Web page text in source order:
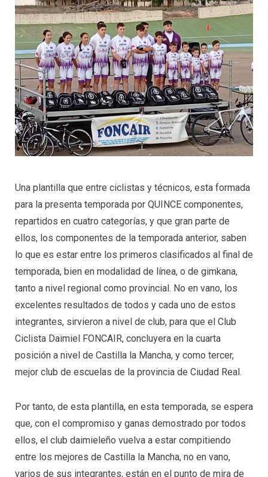
Una plantilla que entre ciclistas y técnicos, esta formada
para la presenta temporada por QUINCE componentes,
repartidos en cuatro categorías, y que gran parte de
ellos, los componentes de la temporada anterior, saben
lo que es estar entre los primeros clasificados al final de
temporada, bien en modalidad de línea, o de gimkana,
tanto a nivel regional como provincial. No en vano, los
excelentes resultados de todos y cada uno de estos
integrantes, sirvieron a nivel de club, para que el Club
Ciclista Daimiel FONCAIR, concluyera en la cuarta
posición a nivel de Castilla la Mancha, y como tercer,
mejor club de escuelas de la provincia de Ciudad Real.
Por tanto, de esta plantilla, en esta temporada, se espera
que, con el compromiso y ganas demostrado por todos
ellos, el club daimieleño vuelva a estar compitiendo
entre los mejores de Castilla la Mancha, no en vano,
varios de sus integrantes, están en el punto de mira de